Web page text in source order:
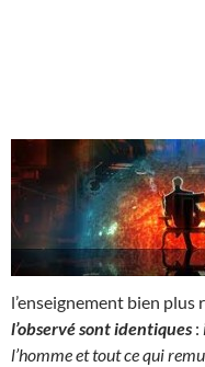
l’enseignement bien plus
l’observé sont identiques :
l’homme et tout ce qui